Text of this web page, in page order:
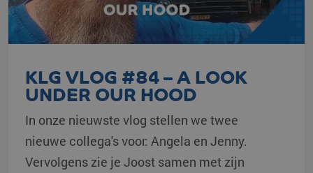
KLG VLOG #84 – A LOOK
UNDER OUR HOOD
In onze nieuwste vlog stellen we twee
nieuwe collega's voor: Angela en Jenny.
Vervolgens zie je Joost samen met zijn